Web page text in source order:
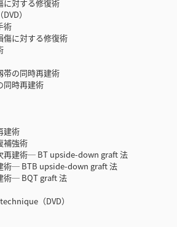
対する修復術
）
術
に対する修復術
の同時再建術
時再建術
術
強術
建術─ BT upside-down graft 法
─ BTB upside-down graft 法
─ BQT graft 法
（DVD）